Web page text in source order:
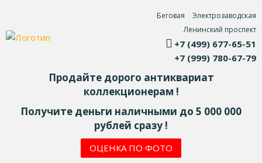
Беговая
Электрозаводская
Ленинский проспект
+7 (499) 677-65-51
+7 (999) 780-67-79
Продайте дорого антиквариат
коллекционерам !
Получите деньги наличными до 5 000 000
рублей сразу !
ОЦЕНКА ПО ФОТО